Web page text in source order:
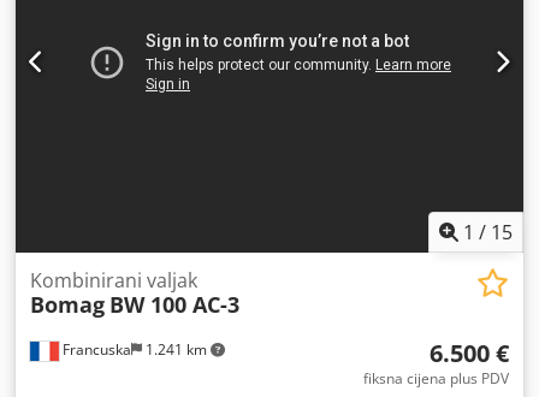
1 / 15
Francuska 1.241 km
Kombinirani valjak
Bomag BW 100 AC-3
6.500 €
fiksna cijena plus PDV